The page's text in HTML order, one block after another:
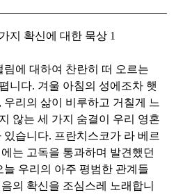
지 확신에 대한 묵상 1
림에 대하여 찬란히 떠 오르는
니다. 겨울 아침의 성에조차 햇
, 우리의 삶이 비루하고 거칠게 느
않는 세 가지 숨결이 우리 영혼
있습니다. 프란치스코가 라 베르
는 고독을 통과하며 발견했던
늘 우리의 아주 평범한 관계들
의 확신을 조심스레 노래합니
케치북5
케치북5